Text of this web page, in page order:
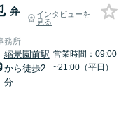
弁
インタビューを
見る
務所
縮景園前駅
から徒歩2
分
営業時間：09:00
~21:00（平日）